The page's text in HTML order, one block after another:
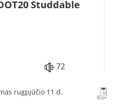
Studdable
72
rugpjūčio 11 d.